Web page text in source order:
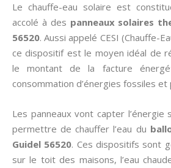
Le chauffe-eau solaire est
accolé à des panneaux solaires
56520. Aussi appelé CESI (Chauffe-
ce dispositif est le moyen idéal de
le montant de la facture
consommation d’énergies fossiles et
Les panneaux vont capter l’énergie
permettre de chauffer l’eau du
Guidel 56520. Ces dispositifs sont
sur le toit des maisons, l’eau